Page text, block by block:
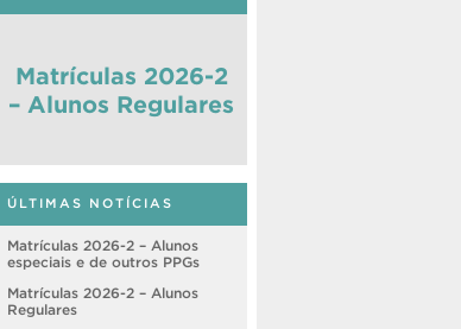
Matrículas 2026-2
– Alunos Regulares
ÚLTIMAS NOTÍCIAS
Matrículas 2026-2 – Alunos
especiais e de outros PPGs
Matrículas 2026-2 – Alunos
Regulares